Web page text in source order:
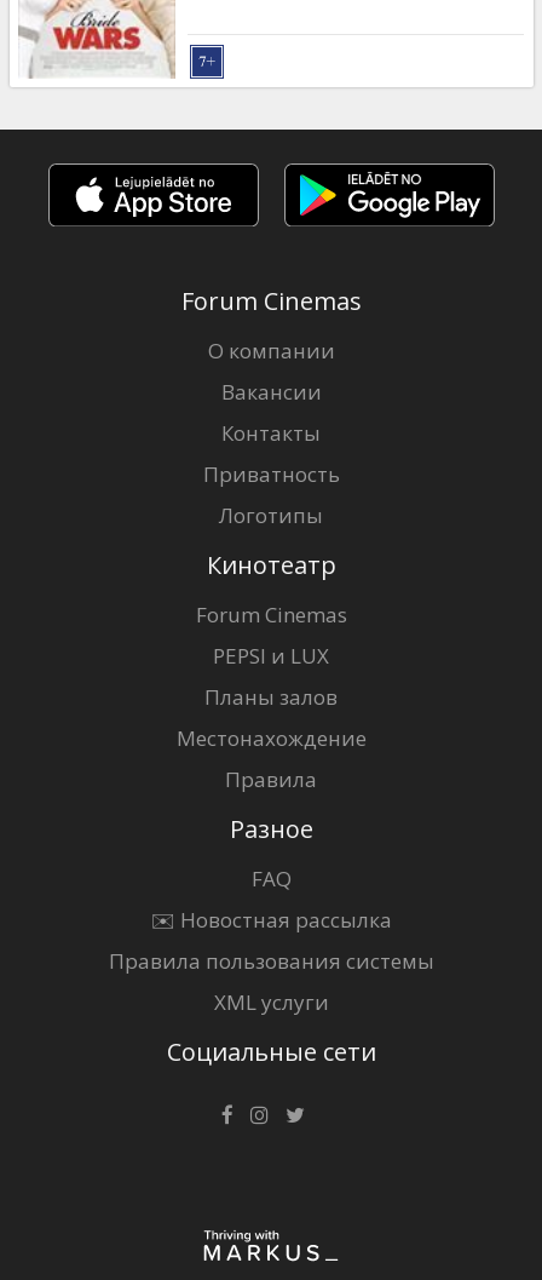
Forum Cinemas
О компании
Вакансии
Контакты
Приватность
Логотипы
Кинотеатр
Forum Cinemas
PEPSI и LUX
Планы залов
Местонахождение
Правила
Разное
FAQ
✉️ Новостная рассылка
Правила пользования системы
XML услуги
Социальные сети